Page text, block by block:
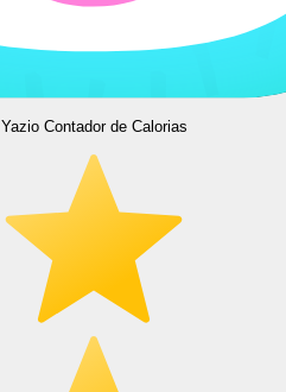
Yazio Contador de Calorias